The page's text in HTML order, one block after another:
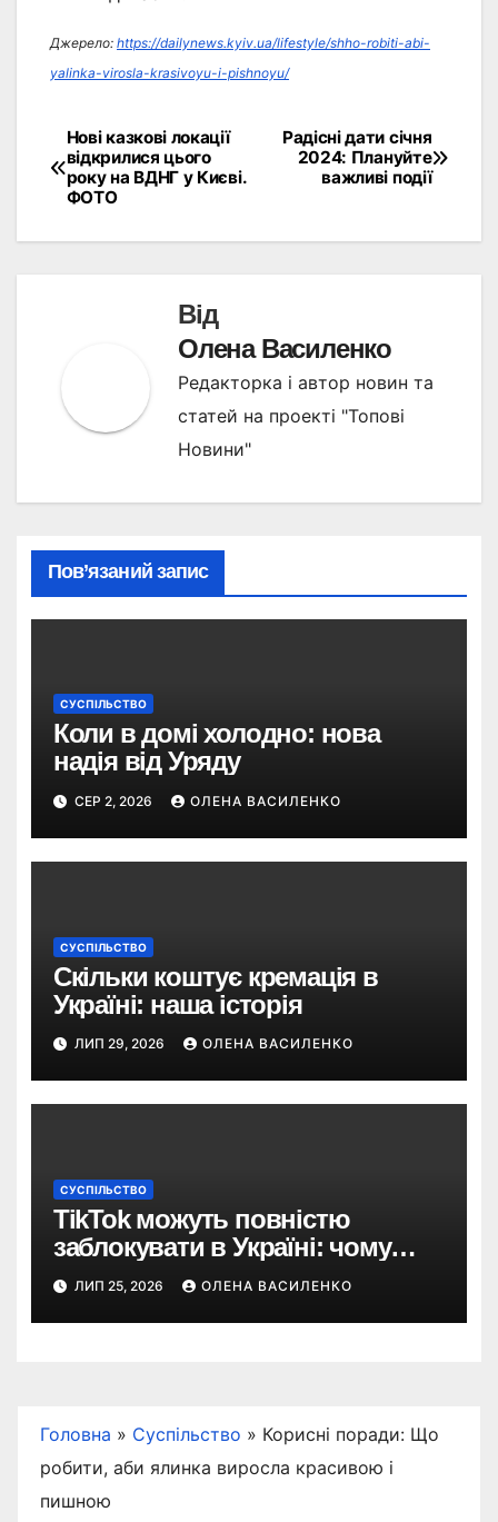
Джерело: https://dailynews.kyiv.ua/lifestyle/shho-robiti-abi-
yalinka-virosla-krasivoyu-i-pishnoyu/
Навігація
записів
Радісні дати січня
2024: Плануйте
важливі події
Нові казкові локації
відкрилися цього
року на ВДНГ у Києві.
ФОТО
Від
Олена Василенко
Редакторка і автор новин та
статей на проекті "Топові
Новини"
Пов’язаний запис
СУСПІЛЬСТВО
Коли в домі холодно: нова
надія від Уряду
СЕР 2, 2026 ОЛЕНА ВАСИЛЕНКО
СУСПІЛЬСТВО
Скільки коштує кремація в
Україні: наша історія
ЛИП 29, 2026 ОЛЕНА ВАСИЛЕНКО
СУСПІЛЬСТВО
TikTok можуть повністю
заблокувати в Україні: чому
з’явилася така пропозиція
ЛИП 25, 2026 ОЛЕНА ВАСИЛЕНКО
Головна » Суспільство » Корисні поради: Що
робити, аби ялинка виросла красивою і
пишною